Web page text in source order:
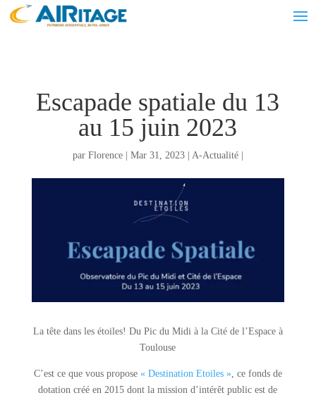
Escapade spatiale du 13
au 15 juin 2023
par Florence| Mar 31, 2023| A-Actualité|
La tête dans les étoiles! Du Pic du Midi à la Cité de l’Espace à
Toulouse
C’est ce que vous propose« Destination Etoiles », ce fonds de
dotation créé en 2015 dont la mission d’intérêt public est de